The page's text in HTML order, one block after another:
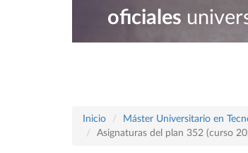
oficiales
Inicio
Máster Universitario en
Asignaturas del plan 352 (curso